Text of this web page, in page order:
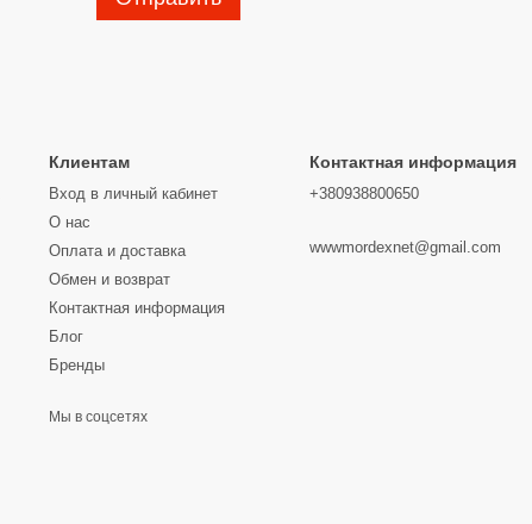
Клиентам
Вход в личный кабинет
О нас
Оплата и доставка
Обмен и возврат
Контактная информация
Блог
Бренды
Мы в соцсетях
Контактная информация
+380938800650
wwwmordexnet@gmail.com